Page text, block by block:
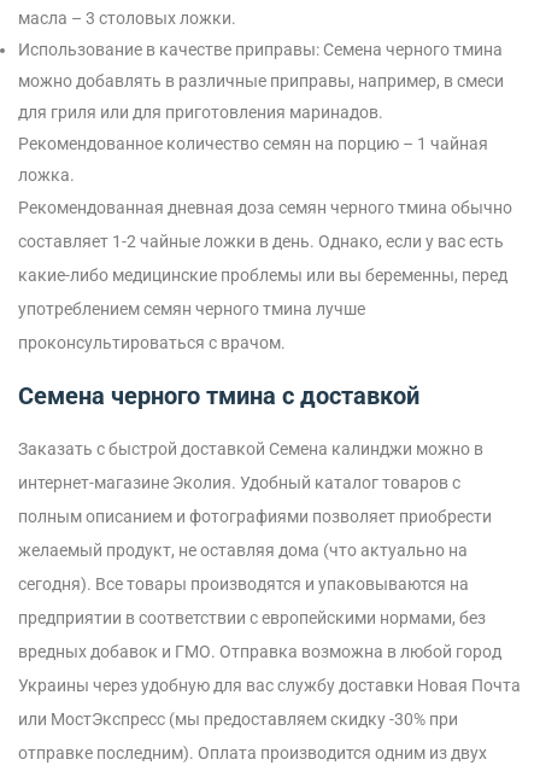
масла – 3 столовых ложки.
Использование в качестве приправы: Семена черного тмина
можно добавлять в различные приправы, например, в смеси
для гриля или для приготовления маринадов.
Рекомендованное количество семян на порцию – 1 чайная
ложка.
Рекомендованная дневная доза семян черного тмина обычно
составляет 1-2 чайные ложки в день. Однако, если у вас есть
какие-либо медицинские проблемы или вы беременны, перед
употреблением семян черного тмина лучше
проконсультироваться с врачом.
Семена черного тмина с доставкой
Заказать с быстрой доставкой Семена калинджи можно в
интернет-магазине Эколия. Удобный каталог товаров с
полным описанием и фотографиями позволяет приобрести
желаемый продукт, не оставляя дома (что актуально на
сегодня). Все товары производятся и упаковываются на
предприятии в соответствии с европейскими нормами, без
вредных добавок и ГМО. Отправка возможна в любой город
Украины через удобную для вас службу доставки Новая Почта
или МостЭкспресс (мы предоставляем скидку -30% при
отправке последним). Оплата производится одним из двух